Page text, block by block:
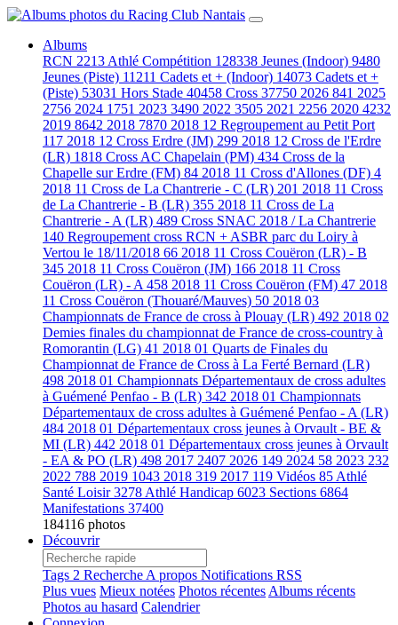
Albums
RCN 2213 Athlé Compétition 128338 Jeunes (Indoor) 9480
Jeunes (Piste) 11211 Cadets et + (Indoor) 14073 Cadets et +
(Piste) 53031 Hors Stade 40458 Cross 37750 2026 841 2025
2756 2024 1751 2023 3490 2022 3505 2021 2256 2020 4232
2019 8642 2018 7870 2018 12 Regroupement au Petit Port
117 2018 12 Cross Erdre (JM) 299 2018 12 Cross de l'Erdre
(LR) 1818 Cross AC Chapelain (PM) 434 Cross de la
Chapelle sur Erdre (FM) 84 2018 11 Cross d'Allones (DF) 4
2018 11 Cross de La Chantrerie - C (LR) 201 2018 11 Cross
de La Chantrerie - B (LR) 355 2018 11 Cross de La
Chantrerie - A (LR) 489 Cross SNAC 2018 / La Chantrerie
140 Regroupement cross RCN + ASBR parc du Loiry à
Vertou le 18/11/2018 66 2018 11 Cross Couëron (LR) - B
345 2018 11 Cross Couëron (JM) 166 2018 11 Cross
Couëron (LR) - A 458 2018 11 Cross Couëron (FM) 47 2018
11 Cross Couëron (Thouaré/Mauves) 50 2018 03
Championnats de France de cross à Plouay (LR) 492 2018 02
Demies finales du championnat de France de cross-country à
Romorantin (LG) 41 2018 01 Quarts de Finales du
Championnat de France de Cross à La Ferté Bernard (LR)
498 2018 01 Championnats Départementaux de cross adultes
à Guémené Penfao - B (LR) 342 2018 01 Championnats
Départementaux de cross adultes à Guémené Penfao - A (LR)
484 2018 01 Départementaux cross jeunes à Orvault - BE &
MI (LR) 442 2018 01 Départementaux cross jeunes à Orvault
- EA & PO (LR) 498 2017 2407 2026 149 2024 58 2023 232
2022 788 2019 1043 2018 319 2017 119 Vidéos 85 Athlé
Santé Loisir3278 Athlé Handicap 6023 Sections 6864
Manifestations 37400
184116 photos
Découvrir
Tags 2 Recherche A propos Notifications RSS
Plus vues Mieux notées Photos récentes Albums récents
Photos au hasard Calendrier